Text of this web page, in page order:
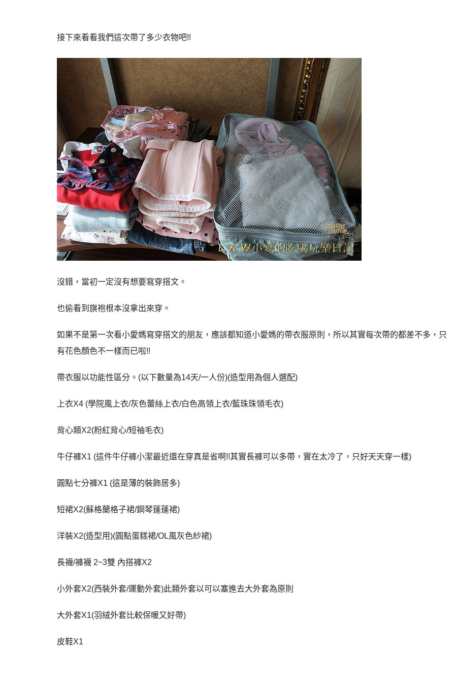
接下來看看我們這次帶了多少衣物吧!!
沒錯，當初一定沒有想要寫穿搭文。
也偷看到旗袍根本沒拿出來穿。
如果不是第一次看小愛媽寫穿搭文的朋友，應該都知道小愛媽的帶衣服原則，所以其實每次帶的都差不多，只
有花色顏色不一樣而已啦!!
帶衣服以功能性區分。(以下數量為14天/一人份)(造型用為個人選配)
上衣X4 (學院風上衣/灰色蕾絲上衣/白色高領上衣/藍珠珠領毛衣)
背心類X2(粉紅背心/短袖毛衣)
牛仔褲X1 (這件牛仔褲小潔最近還在穿真是省啊!!其實長褲可以多帶，實在太冷了，只好天天穿一樣)
圓點七分褲X1 (這是薄的裝飾居多)
短裙X2(蘇格蘭格子裙/鋼琴蓬蓬裙)
洋裝X2(造型用)(圓點蛋糕裙/OL風灰色紗裙)
長襪/褲襪 2~3雙 內搭褲X2
小外套X2(西裝外套/運動外套)此類外套以可以塞進去大外套為原則
大外套X1(羽絨外套比較保暖又好帶)
皮鞋X1